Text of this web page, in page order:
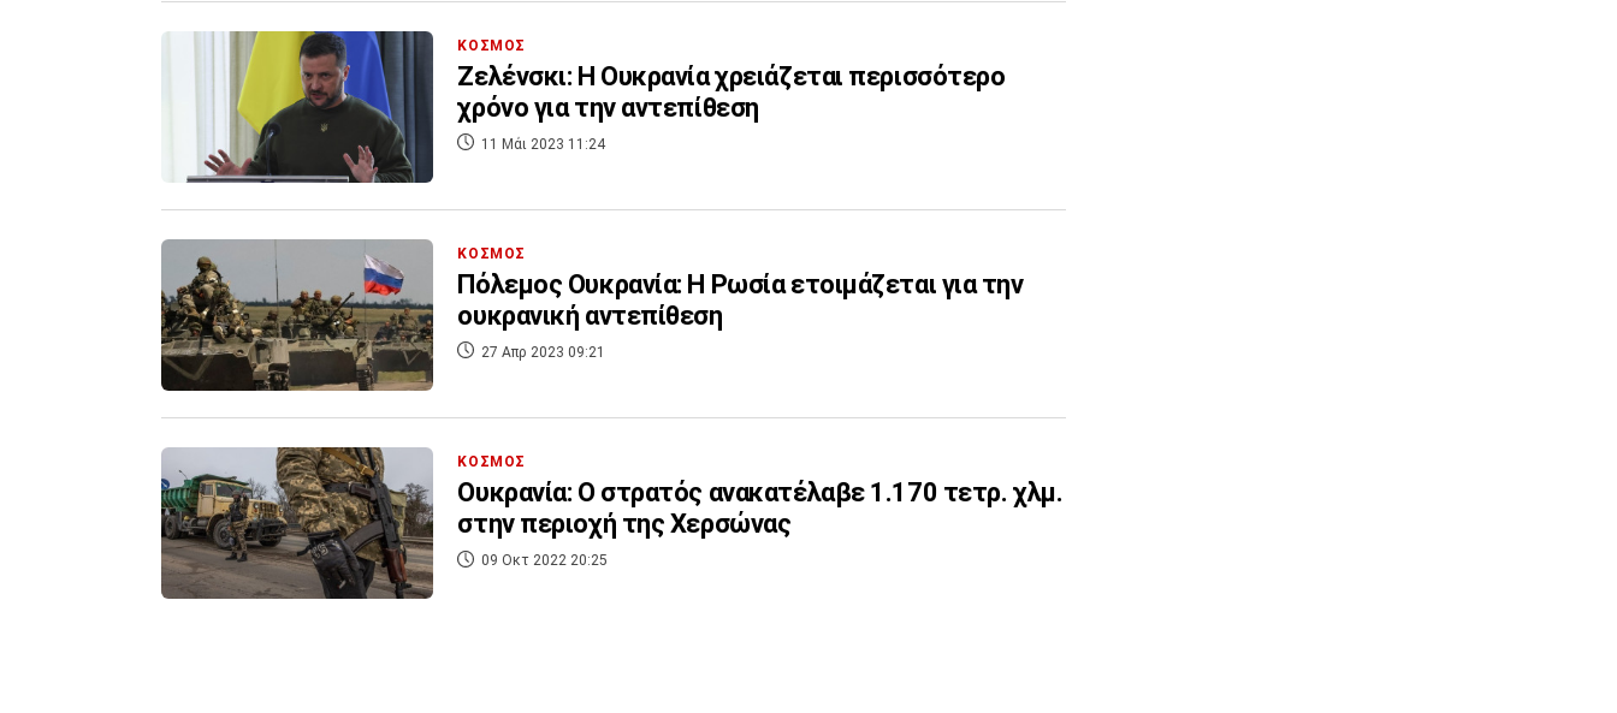
ΚΟΣΜΟΣ
Ζελένσκι: Η Ουκρανία χρειάζεται περισσότερο
χρόνο για την αντεπίθεση
11 Μάι 2023 11:24
ΚΟΣΜΟΣ
Πόλεμος Ουκρανία: Η Ρωσία ετοιμάζεται για την
ουκρανική αντεπίθεση
27 Απρ 2023 09:21
ΚΟΣΜΟΣ
Ουκρανία: Ο στρατός ανακατέλαβε 1.170 τετρ. χλμ.
στην περιοχή της Χερσώνας
09 Οκτ 2022 20:25